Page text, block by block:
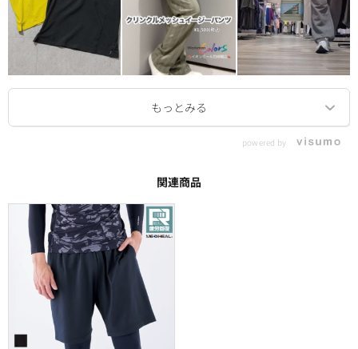
powered by
関連商品